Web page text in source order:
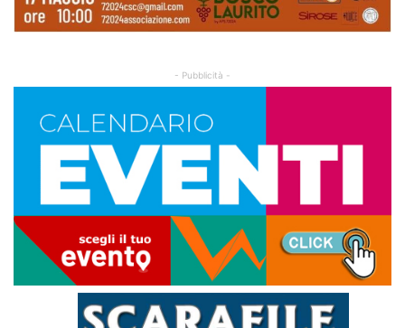
- Pubblicità -